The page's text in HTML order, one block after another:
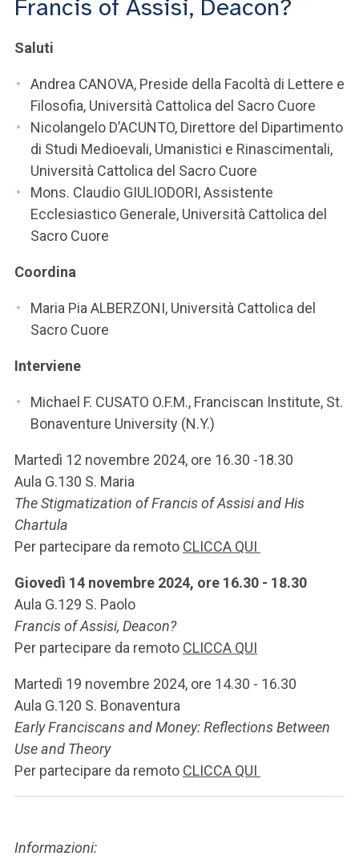
SEI UN DOCENTE O UN MEMBRO DELLO STAFF
ACCEDI A CLOUDMAIL
Francis of Assisi, Deacon?
Saluti
Andrea CANOVA, Preside della Facoltà di Lettere e
Filosofia, Università Cattolica del Sacro Cuore
Nicolangelo D’ACUNTO, Direttore del Dipartimento
di Studi Medioevali, Umanistici e Rinascimentali,
Università Cattolica del Sacro Cuore
Mons. Claudio GIULIODORI, Assistente
Ecclesiastico Generale, Università Cattolica del
Sacro Cuore
Coordina
Maria Pia ALBERZONI, Università Cattolica del
Sacro Cuore
Interviene
Michael F. CUSATO O.F.M., Franciscan Institute, St.
Bonaventure University (N.Y.)
Martedì 12 novembre 2024, ore 16.30 -18.30
Aula G.130 S. Maria
The Stigmatization of Francis of Assisi and His
Chartula
Per partecipare da remoto CLICCA QUI
Giovedì 14 novembre 2024, ore 16.30 - 18.30
Aula G.129 S. Paolo
Francis of Assisi, Deacon?
Per partecipare da remoto CLICCA QUI
Martedì 19 novembre 2024, ore 14.30 - 16.30
Aula G.120 S. Bonaventura
Early Franciscans and Money: Reflections Between
Use and Theory
Per partecipare da remoto CLICCA QUI
Informazioni: